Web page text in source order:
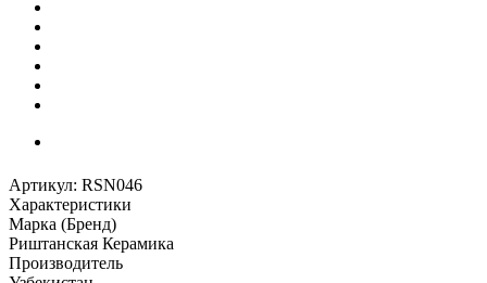
Артикул: RSN046
Характеристики
Марка (Бренд)
Риштанская Керамика
Производитель